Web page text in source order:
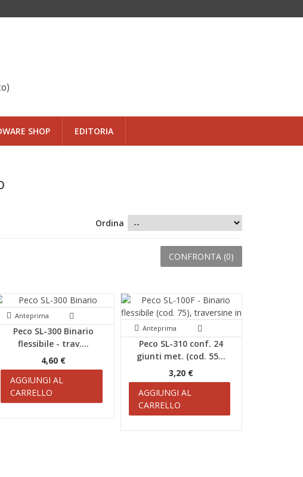
SHOP EDITORIA
Ordina
CONFRONTA (0)
Anteprima
Peco SL-300 Binario
flessibile - trav....
4,60 €
AGGIUNGI AL
CARRELLO
Anteprima
Peco SL-310 conf. 24
giunti met. (cod. 55...
3,20 €
AGGIUNGI AL
CARRELLO